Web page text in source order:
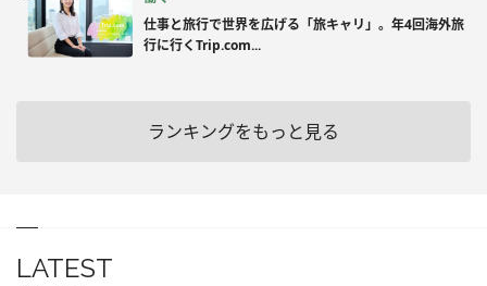
仕事と旅行で世界を広げる「旅キャリ」。年4回海外旅
行に行くTrip.com...
ランキングをもっと見る
LATEST